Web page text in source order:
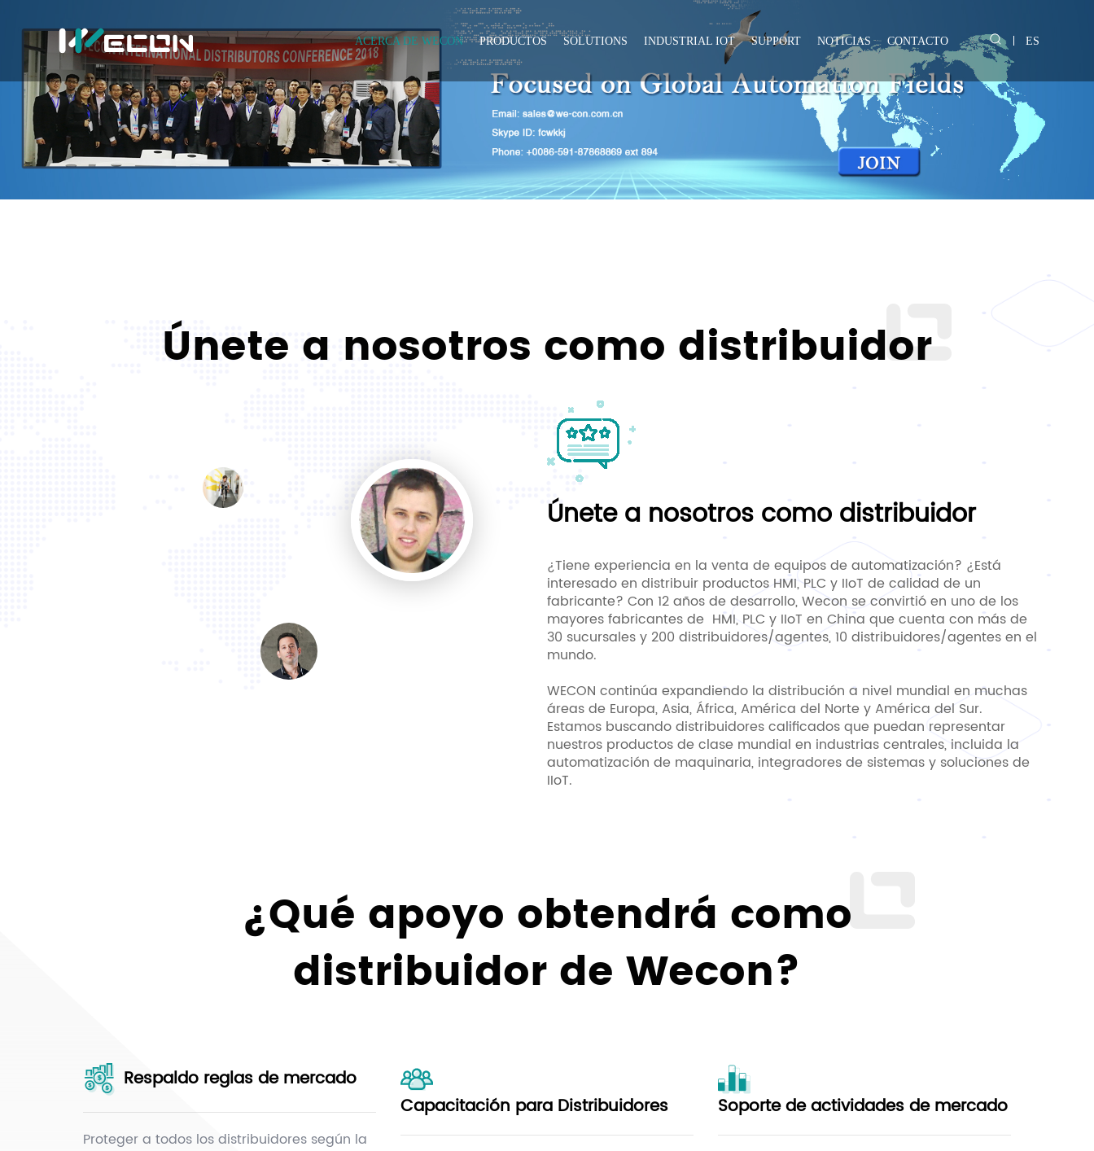
ACERCA DE WECON PRODUCTOS SOLUTIONS INDUSTRIAL IOT SUPPORT NOTICIAS CONTACTO ES
Únete a nosotros como distribuidor
Únete a nosotros como distribuidor
¿Tiene experiencia en la venta de equipos de automatización? ¿Está
interesado en distribuir productos HMI, PLC y IIoT de calidad de un
fabricante? Con 12 años de desarrollo, Wecon se convirtió en uno de los
mayores fabricantes de HMI, PLC y IIoT en China que cuenta con más de
30 sucursales y 200 distribuidores/agentes, 10 distribuidores/agentes en el
mundo.
WECON continúa expandiendo la distribución a nivel mundial en muchas
áreas de Europa, Asia, África, América del Norte y América del Sur.
Estamos buscando distribuidores calificados que puedan representar
nuestros productos de clase mundial en industrias centrales, incluida la
automatización de maquinaria, integradores de sistemas y soluciones de
IIoT.
¿Qué apoyo obtendrá como
distribuidor de Wecon?
Respaldo reglas de mercado
Proteger a todos los distribuidores según la
Capacitación para Distribuidores Soporte de actividades de mercado